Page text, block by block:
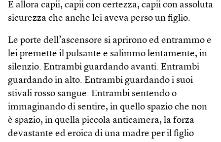
E allora capii, capii con certezza, capii con assoluta
sicurezza che anche lei aveva perso un figlio.
Le porte dell’ascensore si aprirono ed entrammo e
lei premette il pulsante e salimmo lentamente, in
silenzio. Entrambi guardando avanti. Entrambi
guardando in alto. Entrambi guardando i suoi
stivali rosso sangue. Entrambi sentendo o
immaginando di sentire, in quello spazio che non
è spazio, in quella piccola anticamera, la forza
devastante ed eroica di una madre per il figlio